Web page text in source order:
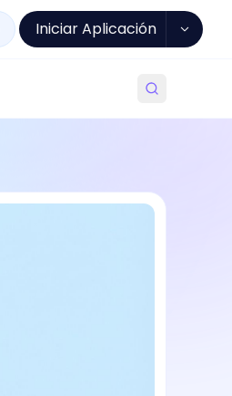
Iniciar Aplicación